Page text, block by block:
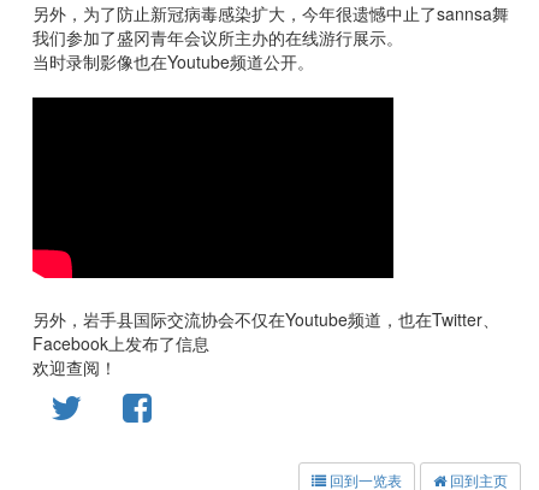
另外，为了防止新冠病毒感染扩大，今年很遗憾中止了sannsa舞
我们参加了盛冈青年会议所主办的在线游行展示。
当时录制影像也在Youtube频道公开。
另外，岩手县国际交流协会不仅在Youtube频道，也在Twitter、
Facebook上发布了信息
欢迎查阅！
回到一览表 回到主页